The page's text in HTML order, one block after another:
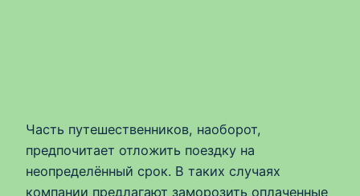
Часть путешественников, наоборот,
предпочитает отложить поездку на
неопределённый срок. В таких случаях
компании предлагают заморозить оплаченные